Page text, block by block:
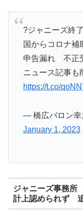
?ジャニーズ終
国からコロナ補
申告漏れ 不正
ニュース記事も
https://t.co/
— 橋広バロン幸
January 1, 2023
ジャニーズ事務所
計上認められず